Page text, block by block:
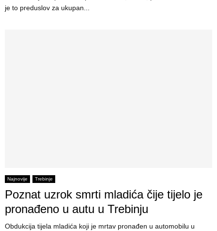
je to preduslov za ukupan...
Najnovije Trebinje
Poznat uzrok smrti mladića čije tijelo je
pronađeno u autu u Trebinju
Obdukcija tijela mladića koji je mrtav pronađen u automobilu u